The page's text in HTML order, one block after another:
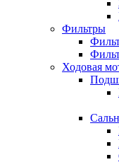
Фильтры
Ходовая